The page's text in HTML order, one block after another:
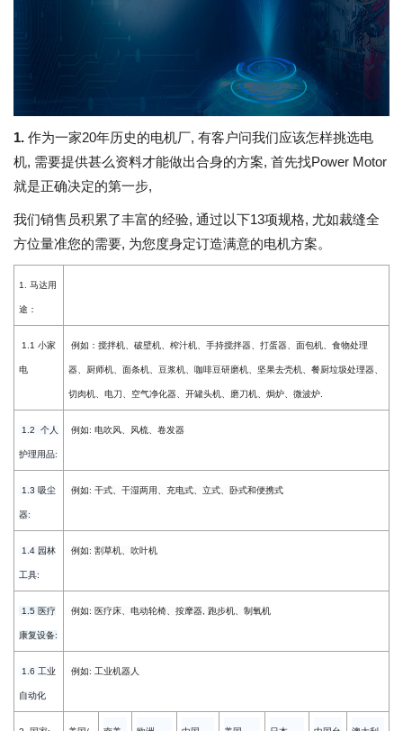
1. 作为一家20年历史的电机厂, 有客户问我们应该怎样挑选电
机, 需要提供甚么资料才能做出合身的方案, 首先找Power Motor
就是正确决定的第一步,
我们销售员积累了丰富的经验, 通过以下13项规格, 尤如裁缝全
方位量准您的需要, 为您度身定订造满意的电机方案。
1. 马达用
途：
1.1 小家
电
例如：搅拌机、破壁机、榨汁机、手持搅拌器、打蛋器、面包机、食物处理
器、厨师机、面条机、豆浆机、咖啡豆研磨机、坚果去壳机、餐厨垃圾处理器、
切肉机、电刀、空气净化器、开罐头机、磨刀机、焗炉、微波炉.
1.2 个人
护理用品:
例如: 电吹风、风梳、卷发器
1.3 吸尘
器:
例如: 干式、干湿两用、充电式、立式、卧式和便携式
1.4 园林
工具:
例如: 割草机、吹叶机
1.5 医疗
康复设备:
例如: 医疗床、电动轮椅、按摩器, 跑步机、制氧机
1.6 工业
自动化
例如: 工业机器人